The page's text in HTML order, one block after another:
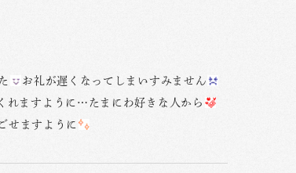
お礼が遅くなってしまいすみません
れますように…たまにわ好きな人から
せますように